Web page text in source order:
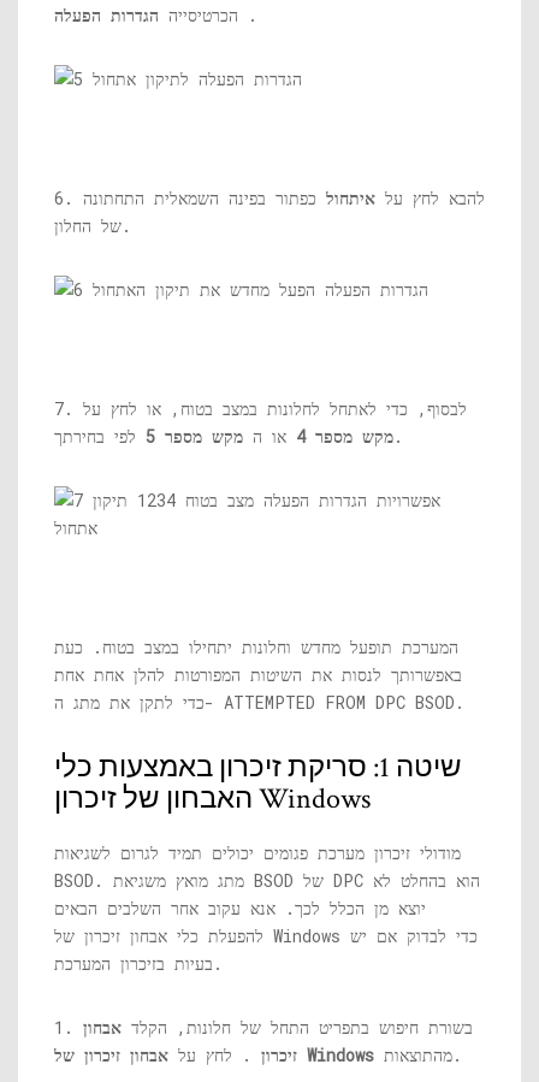
הכרטיסייה הגדרות הפעלה .
6. להבא לחץ על איתחול כפתור בפינה השמאלית התחתונה
של החלון.
7. לבסוף, כדי לאתחל לחלונות במצב בטוח, או לחץ על
מקש מספר 4
או ה מקש מספר 5 לפי בחירתך.
המערכת תופעל מחדש וחלונות יתחילו במצב בטוח. כעת
באפשרותך לנסות את השיטות המפורטות להלן אחת אחת
כדי לתקן את מתג ה- ATTEMPTED FROM DPC BSOD.
שיטה 1: סריקת זיכרון באמצעות כלי
האבחון של זיכרון Windows
מודולי זיכרון מערכת פגומים יכולים תמיד לגרום לשגיאות
BSOD. מתג מואץ משגיאת BSOD של DPC הוא בהחלט לא
יוצא מן הכלל לכך. אנא עקוב אחר השלבים הבאים
להפעלת כלי אבחון זיכרון של Windows כדי לבדוק אם יש
בעיות בזיכרון המערכת.
1. בשורת חיפוש בתפריט התחל של חלונות, הקלד אבחון
זיכרון . לחץ על אבחון זיכרון של Windows מהתוצאות.